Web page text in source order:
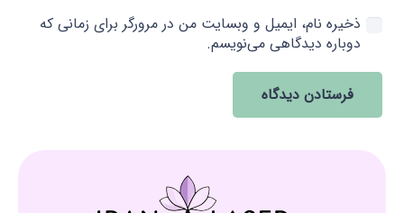
ذخیره نام، ایمیل و وبسایت من در مرورگر برای زمانی که
دوباره دیدگاهی می‌نویسم.
فرستادن دیدگاه